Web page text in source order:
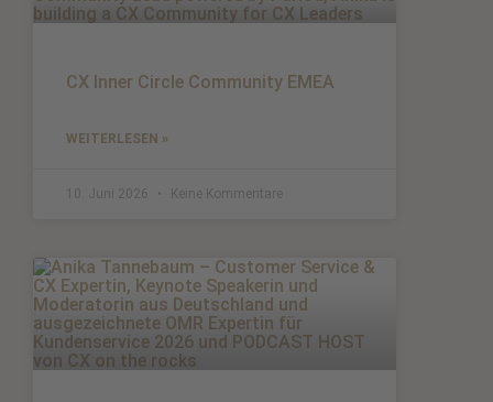
CX Inner Circle Community EMEA
WEITERLESEN »
10. Juni 2026 Keine Kommentare